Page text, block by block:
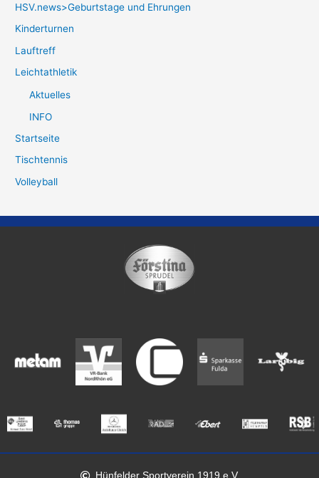
HSV.news>Geburtstage und Ehrungen
Kinderturnen
Lauftreff
Leichtathletik
Aktuelles
INFO
Startseite
Tischtennis
Volleyball
Hünfelder Sportverein 1919 e.V.